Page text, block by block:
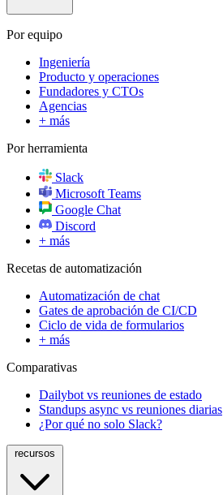
Por equipo
Ingeniería
Producto y operaciones
Fundadores y CTOs
Agencias
+ más
Por herramienta
Slack
Microsoft Teams
Google Chat
Discord
+ más
Recetas de automatización
Automatización de chat
Gates de aprobación de CI/CD
Ciclo de vida de formularios
+ más
Comparativas
Dailybot vs reuniones de estado
Standups async vs reuniones diarias
¿Por qué no solo Slack?